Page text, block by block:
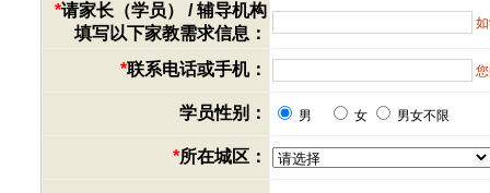
*请家长（学员） / 辅导机构
填写以下家教需求信息：
*联系电话或手机：
学员性别： 男 女 男女不限
*所在城区：